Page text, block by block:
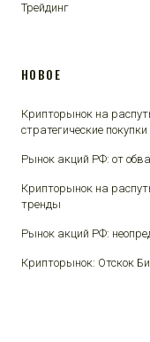
Трейдинг
НОВОЕ
Крипторынок на
стратегические покупки
Рынок акций РФ: от
Крипторынок на
тренды
Рынок акций РФ:
Крипторынок: Отскок